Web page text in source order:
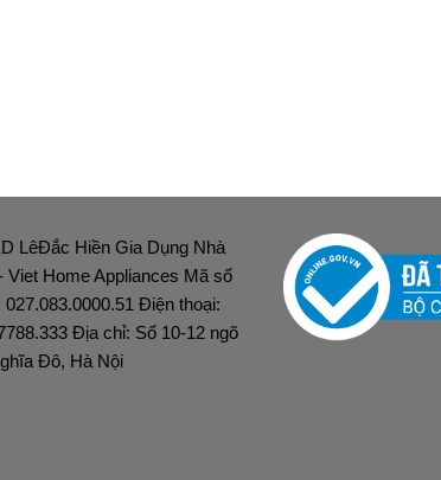
LêĐắc Hiền Gia Dụng Nhà
Viet Home Appliances Mã số
027.083.0000.51 Điện thoại:
Địa chỉ: Số 10-12 ngõ
Đô, Hà Nội